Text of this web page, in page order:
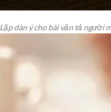
Lập dàn ý cho bài văn tả người